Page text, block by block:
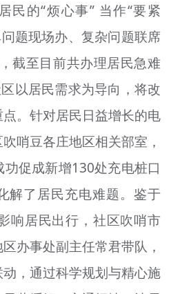
民的“烦心事” 当作“要紧
题现场办、复杂问题联席
截至目前共办理居民急难
以居民需求为导向，将改
。针对居民日益增长的电
哨豆各庄地区相关部室，
促成新增130处充电桩口
解了居民充电难题。鉴于
响居民出行，社区吹哨市
办事处副主任常君带队，
，通过科学规划与精心施